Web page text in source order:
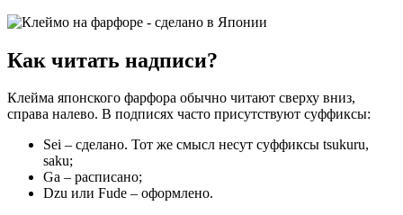
Как читать надписи?
Клейма японского фарфора обычно читают сверху вниз,
справа налево. В подписях часто присутствуют суффиксы:
Sei – сделано. Тот же смысл несут суффиксы tsukuru,
saku;
Ga – расписано;
Dzu или Fude – оформлено.